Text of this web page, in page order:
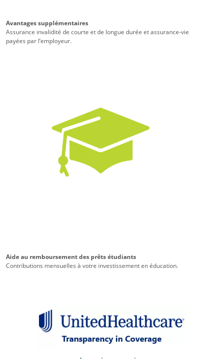
Avantages supplémentaires
Assurance invalidité de courte et de longue durée et assurance-vie
payées par l’employeur.
Aide au remboursement des prêts étudiants
Contributions mensuelles à votre investissement en éducation.